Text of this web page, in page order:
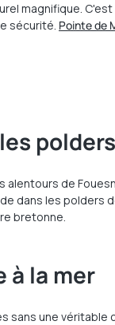
magnifique.
sécurité. Pointe de
polders
alentours de
dans les polders
bretonne.
à la mer
sans une véritable